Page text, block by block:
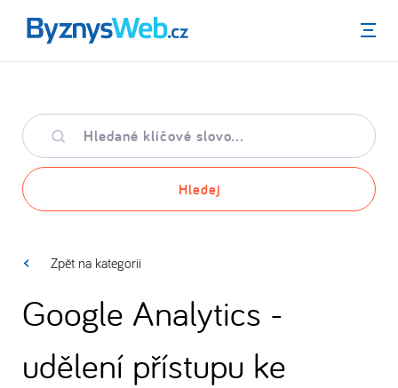
Menu
Hledané
klíčové
slovo
Hledej
Zpět na kategorii
Google Analytics -
udělení přístupu ke